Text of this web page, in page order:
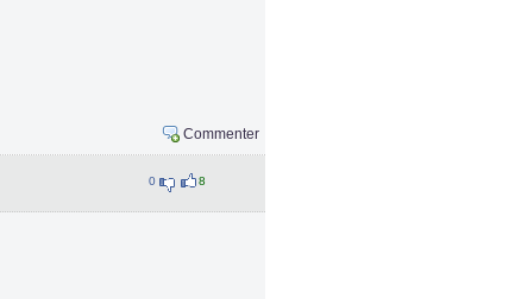
Commenter
0 8